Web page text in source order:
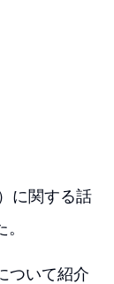
に関する話
ついて紹介